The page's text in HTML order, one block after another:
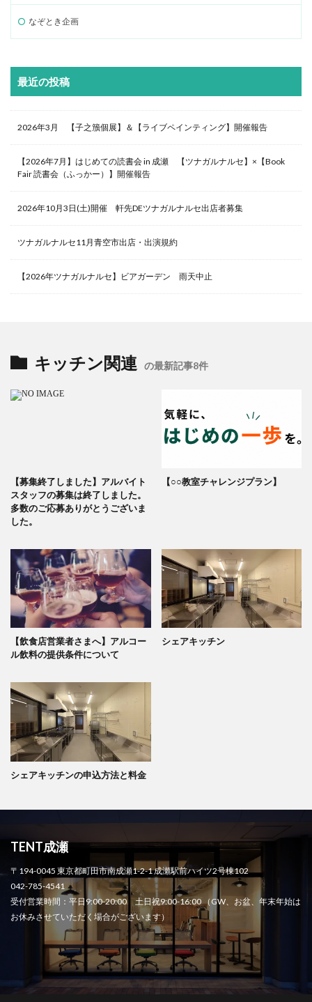
なぞとき企画
最近の投稿
2026年3月 【子之籏個展】＆【ライブペインティング】開催報告
【2026年7月】はじめての読書会 in 成瀬 【ツナガルナルセ】×【Book
Fair 読書会（ふっかー）】開催報告
2026年10月3日(土)開催 軒先DEツナガルナルセ出店者募集
ツナガルナルセ11月青空市出店・出演規約
【2026年ツナガルナルセ】ビアガーデン 雨天中止
キッチン関連 の最新記事8件
【募集終了しました】アルバイト
スタッフの募集は終了しました。
多数のご応募ありがとうございま
した。
【○○教室チャレンジプラン】
【飲食店営業者さまへ】アルコー
ル飲料の提供条件について
シェアキッチン
シェアキッチンの申込方法と料金
TENT成瀬
〒194-0045 東京都町田市南成瀬1-2-1 成瀬駅前ハイツ2号棟102
042-785-4541
受付営業時間：平日9:00-20:00 土日祝9:00-16:00 （GW、お盆、年末年始は
お休みさせていただく場合がございます）